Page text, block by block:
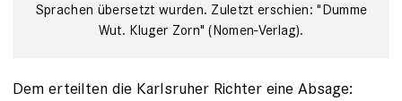
Sprachen übersetzt wurden. Zuletzt erschien: "Dumme
Wut. Kluger Zorn" (Nomen-Verlag).
Dem erteilten die Karlsruher Richter eine Absage: